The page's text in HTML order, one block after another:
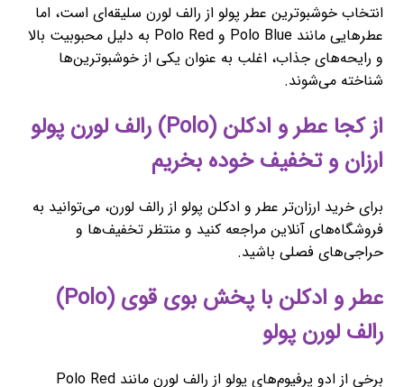
انتخاب خوشبوترین عطر پولو از رالف لورن سلیقه‌ای است، اما
عطرهایی مانند Polo Blue و Polo Red به دلیل محبوبیت بالا
و رایحه‌های جذاب، اغلب به عنوان یکی از خوشبوترین‌ها
شناخته می‌شوند.
از کجا عطر و ادکلن (Polo) رالف لورن پولو
ارزان و تخفیف خوده بخریم
برای خرید ارزان‌تر عطر و ادکلن پولو از رالف لورن، می‌توانید به
فروشگاه‌های آنلاین مراجعه کنید و منتظر تخفیف‌ها و
حراجی‌های فصلی باشید.
عطر و ادکلن با پخش بوی قوی (Polo)
رالف لورن پولو
برخی از ادو پرفیوم‌های پولو از رالف لورن مانند Polo Red